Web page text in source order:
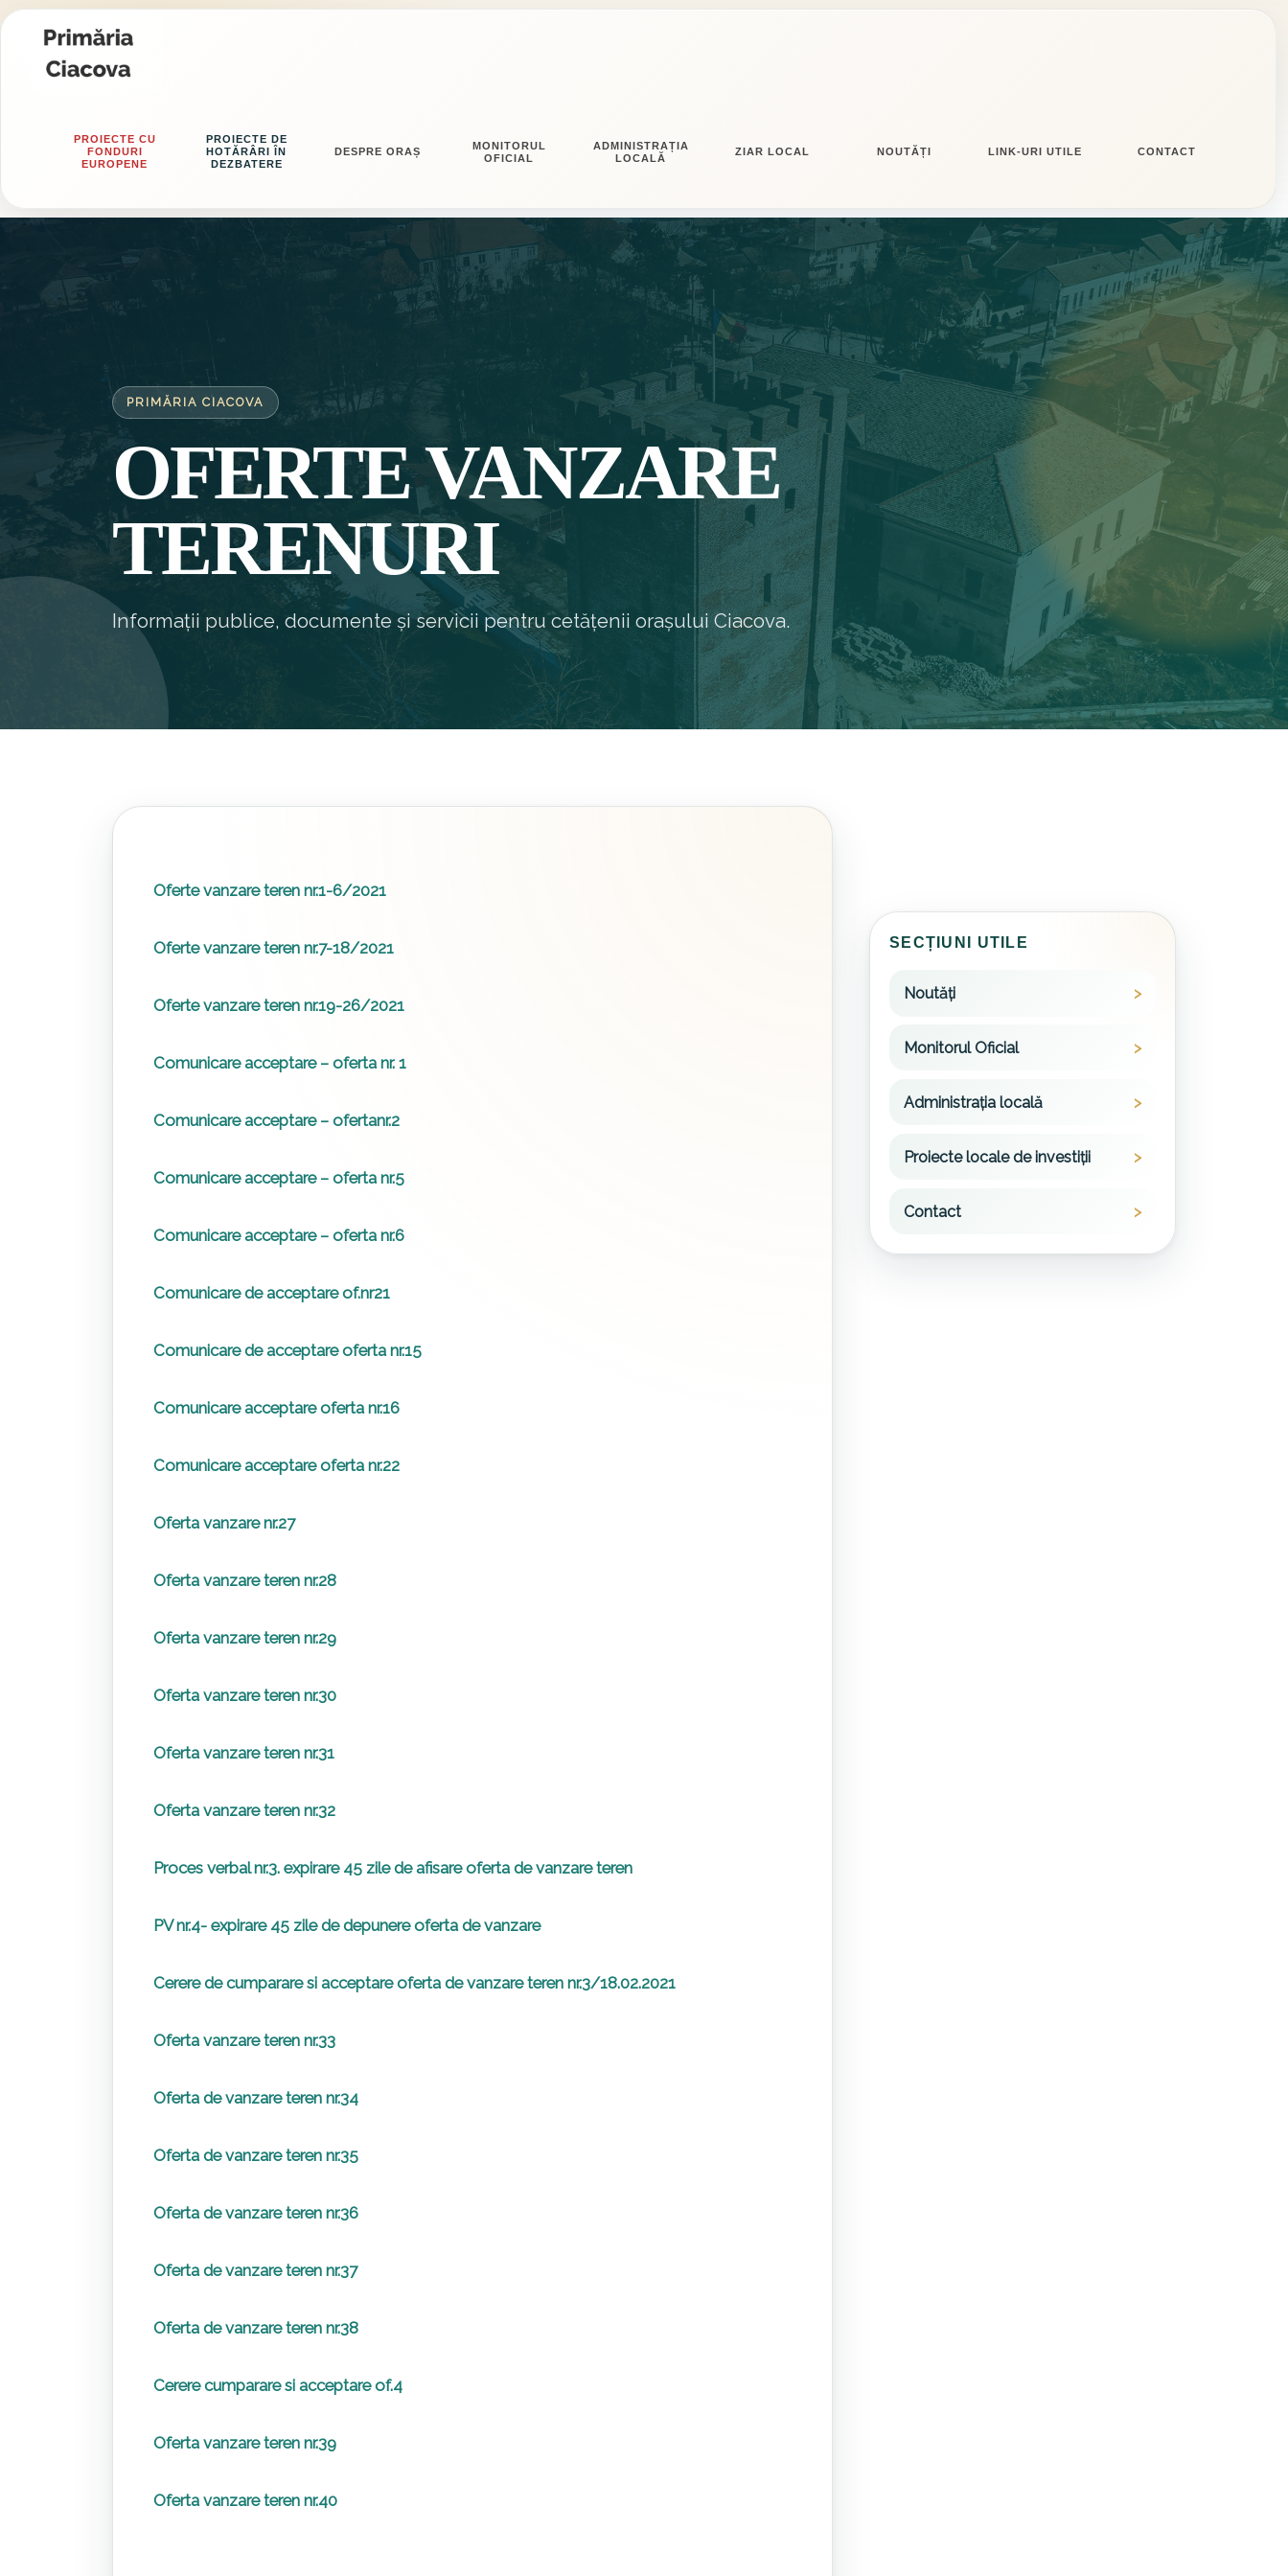
PROIECTE CU
FONDURI
EUROPENE
PROIECTE DE
HOTĂRÂRI ÎN
DEZBATERE
DESPRE ORAȘ
MONITORUL
OFICIAL
ADMINISTRAȚIA
LOCALĂ
ZIAR LOCAL NOUTĂȚI LINK-URI UTILE CONTACT
PRIMĂRIA CIACOVA
OFERTE VANZARE
TERENURI
Informații publice, documente și servicii pentru cetățenii orașului Ciacova.
Oferte vanzare teren nr.1-6/2021
Oferte vanzare teren nr.7-18/2021
Oferte vanzare teren nr.19-26/2021
Comunicare acceptare – oferta nr. 1
Comunicare acceptare – ofertanr.2
Comunicare acceptare – oferta nr.5
Comunicare acceptare – oferta nr.6
Comunicare de acceptare of.nr21
Comunicare de acceptare oferta nr.15
Comunicare acceptare oferta nr.16
Comunicare acceptare oferta nr.22
Oferta vanzare nr.27
Oferta vanzare teren nr.28
Oferta vanzare teren nr.29
Oferta vanzare teren nr.30
Oferta vanzare teren nr.31
Oferta vanzare teren nr.32
Proces verbal nr.3. expirare 45 zile de afisare oferta de vanzare teren
PV nr.4- expirare 45 zile de depunere oferta de vanzare
Cerere de cumparare si acceptare oferta de vanzare teren nr.3/18.02.2021
Oferta vanzare teren nr.33
Oferta de vanzare teren nr.34
Oferta de vanzare teren nr.35
Oferta de vanzare teren nr.36
Oferta de vanzare teren nr.37
Oferta de vanzare teren nr.38
Cerere cumparare si acceptare of.4
Oferta vanzare teren nr.39
Oferta vanzare teren nr.40
SECȚIUNI UTILE
Noutăți
Monitorul Oficial
Administrația locală
Proiecte locale de investiții
Contact